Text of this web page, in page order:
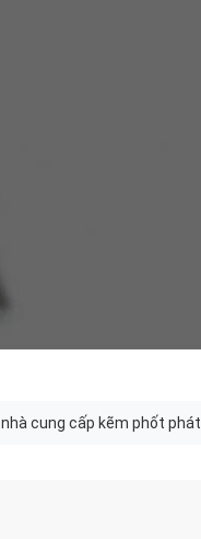
nhà cung cấp kẽm phốt phát